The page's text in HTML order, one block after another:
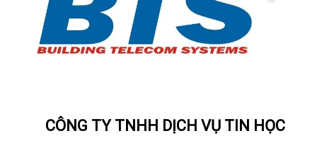
CÔNG TY TNHH DỊCH VỤ TIN HỌC